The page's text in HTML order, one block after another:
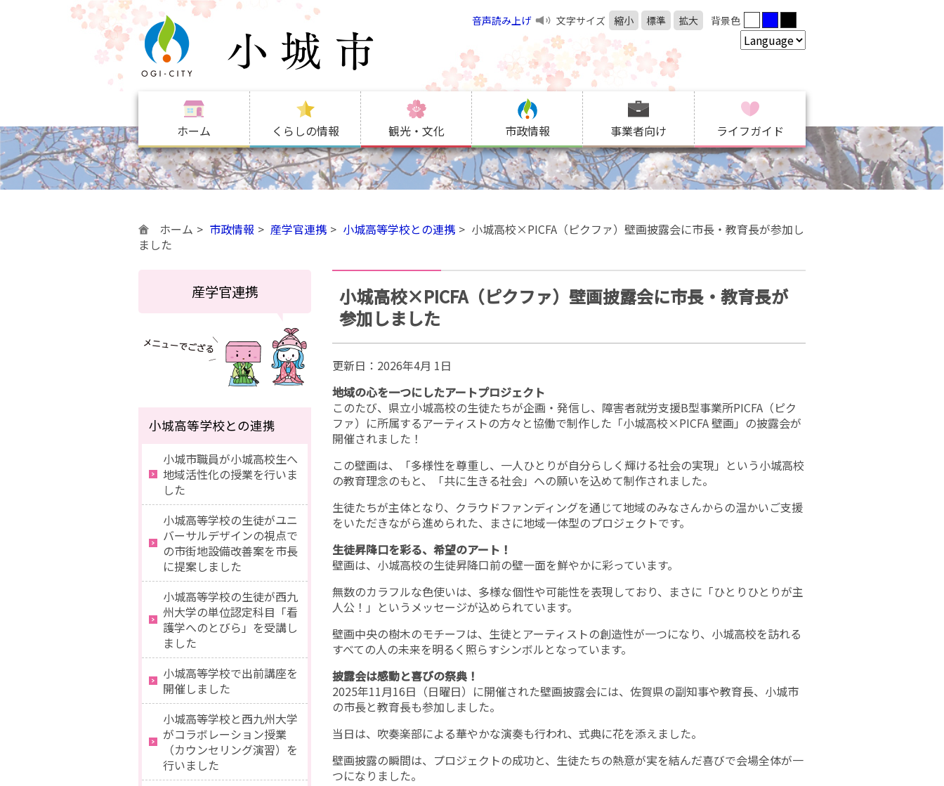
音声読み上げ 文字サイズ 縮小 標準 拡大 背景色
ホーム くらしの情報 観光・文化 市政情報 事業者向け ライフガイド
ホーム 市政情報 産学官連携 小城高等学校との連携
小城高校×PICFA（ピクファ）壁画披露会に市長・教育長が参加し
ました
小城高校×PICFA（ピクファ）壁画披露会に市長・教育長が
参加しました
更新日： 2026年4月 1日
地域の心を一つにしたアートプロジェクト
このたび、県立小城高校の生徒たちが企画・発信し、障害者就労支援B型事業所PICFA（ピク
ファ）に所属するアーティストの方々と協働で制作した「小城高校×PICFA 壁画」の披露会が
開催されました！
この壁画は、「多様性を尊重し、一人ひとりが自分らしく輝ける社会の実現」という小城高校
の教育理念のもと、「共に生きる社会」への願いを込めて制作されました。
生徒たちが主体となり、クラウドファンディングを通じて地域のみなさんからの温かいご支援
をいただきながら進められた、まさに地域一体型のプロジェクトです。
生徒昇降口を彩る、希望のアート！
壁画は、小城高校の生徒昇降口前の壁一面を鮮やかに彩っています。
無数のカラフルな色使いは、多様な個性や可能性を表現しており、まさに「ひとりひとりが主
人公！」というメッセージが込められています。
壁画中央の樹木のモチーフは、生徒とアーティストの創造性が一つになり、小城高校を訪れる
すべての人の未来を明るく照らすシンボルとなっています。
披露会は感動と喜びの祭典！
2025年11月16日（日曜日）に開催された壁画披露会には、佐賀県の副知事や教育長、小城市
の市長と教育長も参加しました。
当日は、吹奏楽部による華やかな演奏も行われ、式典に花を添えました。
壁画披露の瞬間は、プロジェクトの成功と、生徒たちの熱意が実を結んだ喜びで会場全体が一
つになりました。
産学官連携
小城高等学校との連携
小城市職員が小城高校生へ
地域活性化の授業を行いま
した
小城高等学校の生徒がユニ
バーサルデザインの視点で
の市街地設備改善案を市長
に提案しました
小城高等学校の生徒が西九
州大学の単位認定科目「看
護学へのとびら」を受講し
ました
小城高等学校で出前講座を
開催しました
小城高等学校と西九州大学
がコラボレーション授業
（カウンセリング演習）を
行いました